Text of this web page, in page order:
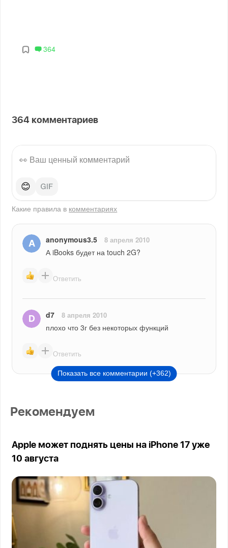
364
364 комментариев
😊
Какие правила в комментариях
anonymous3.5 8 апреля 2010
А iBooks будет на touch 2G?
Ответить
d7 8 апреля 2010
плохо что 3г без некоторых функций
Ответить
Показать все комментарии (+362)
Рекомендуем
Apple может поднять цены на iPhone 17 уже
10 августа